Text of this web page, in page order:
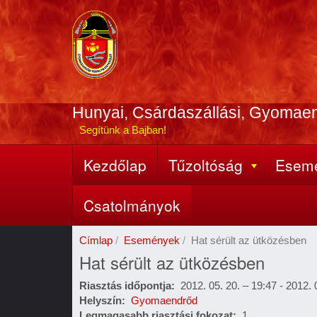
Ugrás
a
tartalomra
Hunyai, Csárdaszállási,
Segítünk a Bajban!
Fő
navigáció
Kezdőlap Tűzoltóság
Csatolmányok
Címlap Események Hat sérült az ütközésben
Hat sérült az ütközésben
Riasztás időpontja 2012. 05. 20. – 19:47- 2012.
Helyszín
Gyomaendrőd